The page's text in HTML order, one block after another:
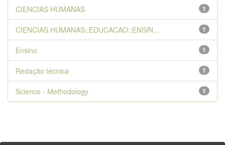
1
CIENCIAS HUMANAS
1
CIENCIAS HUMANAS::EDUCACAO::ENSIN...
1
Ensino
1
Redação técnica
1
Science - Methodology